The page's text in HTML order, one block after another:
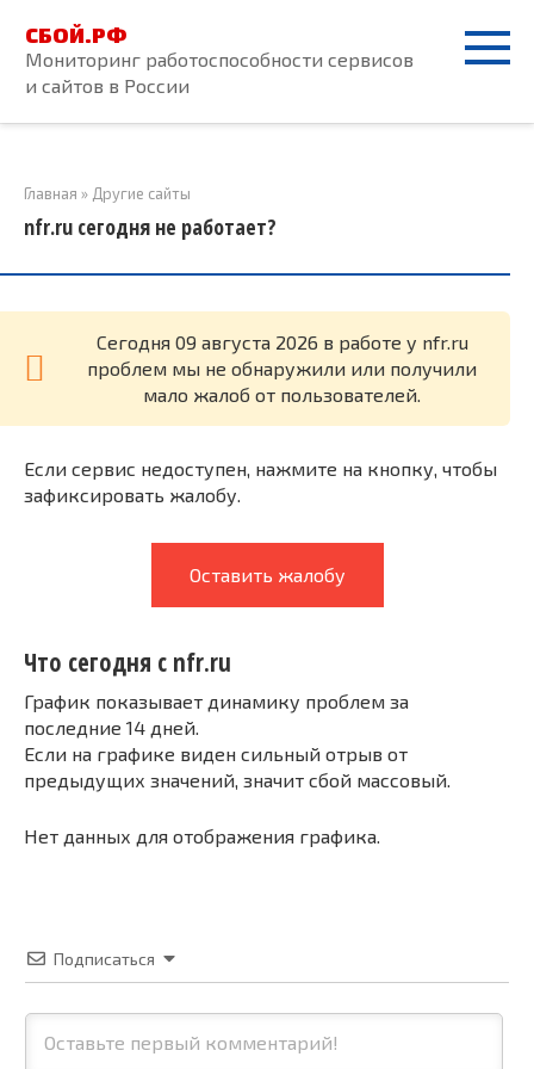
контенту
СБОЙ.РФ
Мониторинг работоспособности сервисов
и сайтов в России
Главная » Другие сайты
nfr.ru сегодня не работает?
Cегодня 09 августа 2026 в работе у nfr.ru
проблем мы не обнаружили или получили
мало жалоб от пользователей.
Если сервис недоступен, нажмите на кнопку, чтобы
зафиксировать жалобу.
Оставить жалобу
Что сегодня с nfr.ru
График показывает динамику проблем за
последние 14 дней.
Если на графике виден сильный отрыв от
предыдущих значений, значит сбой массовый.
Нет данных для отображения графика.
Подписаться